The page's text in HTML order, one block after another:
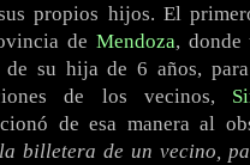
propios hijos. El
de Mendoza, donde
su hija de 6 años,
de los vecinos,
de esa manera al
billetera de un vecino,